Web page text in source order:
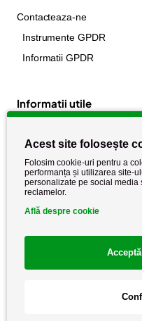
Contacteaza-ne
Instrumente GPDR
Informatii GPDR
Informatii utile
Despre noi
Stiri si noutati
Politica de cookie
Acest site folosește
Folosim cookie-uri pentru a
performanța și utilizarea site-
personalizate pe social media
reclamelor.
Află despre cookie